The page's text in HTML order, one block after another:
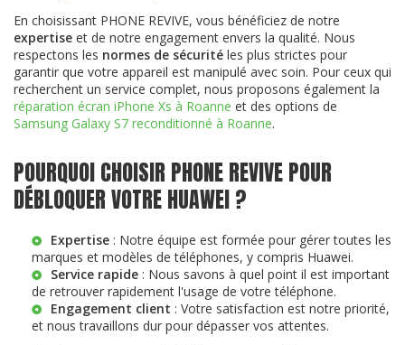
En choisissant PHONE REVIVE, vous bénéficiez de notre
expertise et de notre engagement envers la qualité. Nous
respectons les normes de sécurité les plus strictes pour
garantir que votre appareil est manipulé avec soin. Pour ceux qui
recherchent un service complet, nous proposons également la
réparation écran iPhone Xs à Roanne et des options de
Samsung Galaxy S7 reconditionné à Roanne.
POURQUOI CHOISIR PHONE REVIVE POUR
DÉBLOQUER VOTRE HUAWEI ?
Expertise : Notre équipe est formée pour gérer toutes les
marques et modèles de téléphones, y compris Huawei.
Service rapide : Nous savons à quel point il est important
de retrouver rapidement l'usage de votre téléphone.
Engagement client : Votre satisfaction est notre priorité,
et nous travaillons dur pour dépasser vos attentes.